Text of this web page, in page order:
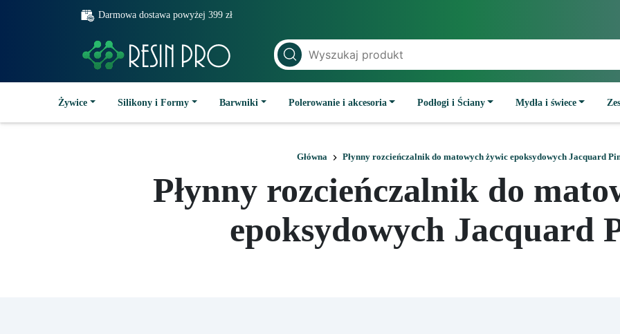
Darmowa dostawa powyżej 399 zł
Żywice Silikony i Formy Barwniki Polerowanie i akcesoria Podłogi i Ściany Mydła i świece
Główna Płynny rozcieńczalnik do matowych żywic epoksydowych Jacquard
Płynny rozcieńczalnik do
epoksydowych Jacquard